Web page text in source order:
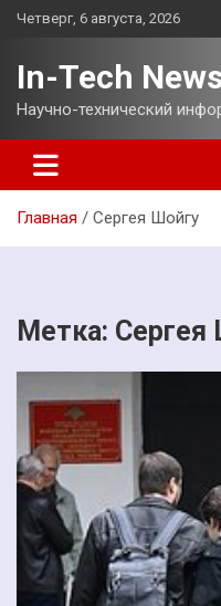
Перейти
Четверг, 6 августа, 2026
In-Tech
Научно-технический
Главная Сергея Шойгу
Метка: Сергея